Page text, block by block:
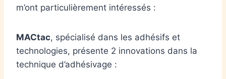
m’ont particulièrement intéressés :
MACtac, spécialisé dans les adhésifs et
technologies, présente 2 innovations dans la
technique d’adhésivage :